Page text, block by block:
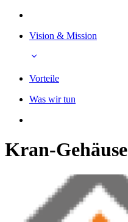
Vision & Mission
Vorteile
Was wir tun
Kran-Gehäuse